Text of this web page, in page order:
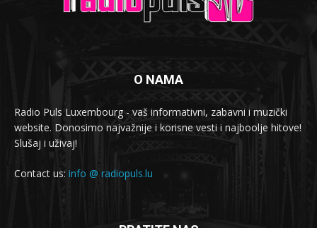
O NAMA
Radio Puls Luxembourg - vaš informativni, zabavni i muzički
website. Donosimo najvažnije i korisne vesti i najboolje hitove!
Slušaj i uživaj!
Contact us: info @ radiopuls.lu